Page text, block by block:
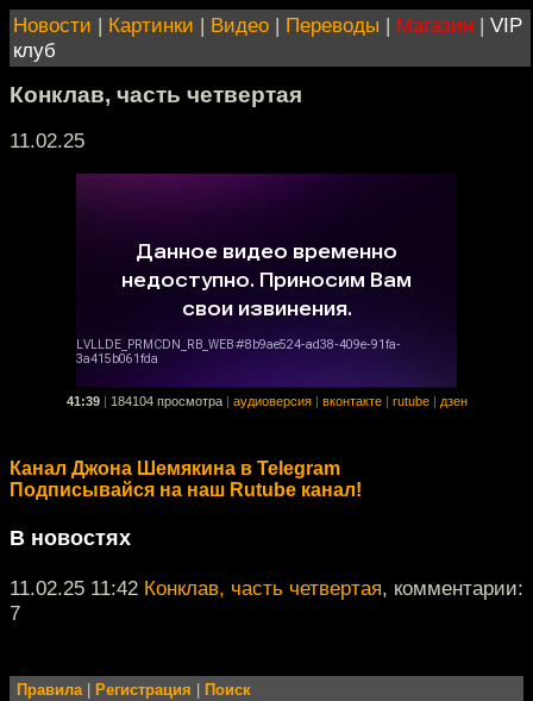
Новости | Картинки | Видео | Переводы | Магазин | VIP
клуб
Конклав, часть четвертая
11.02.25
41:39 184104 просмотра аудиоверсия вконтакте rutube дзен
Канал Джона Шемякина в Telegram
Подписывайся на наш Rutube канал!
В новостях
11.02.25 11:42 Конклав, часть четвертая, комментарии:
7
Правила| Регистрация Поиск